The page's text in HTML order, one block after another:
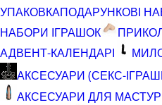
УПАКОВКАПОДАРУНКОВІ
НАБОРИ ІГРАШОК
АДВЕНТ-КАЛЕНДАРІ
АКСЕСУАРИ (СЕКС-
АКСЕСУАРИ ДЛЯ